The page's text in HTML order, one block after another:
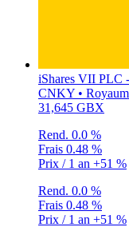
iShares VII PLC
CNKY •
31,645 GBX
Rend. 0.0 %
Frais 0.48 %
Prix / 1 an +51 %
Rend. 0.0 %
Frais 0.48 %
Prix / 1 an +51 %